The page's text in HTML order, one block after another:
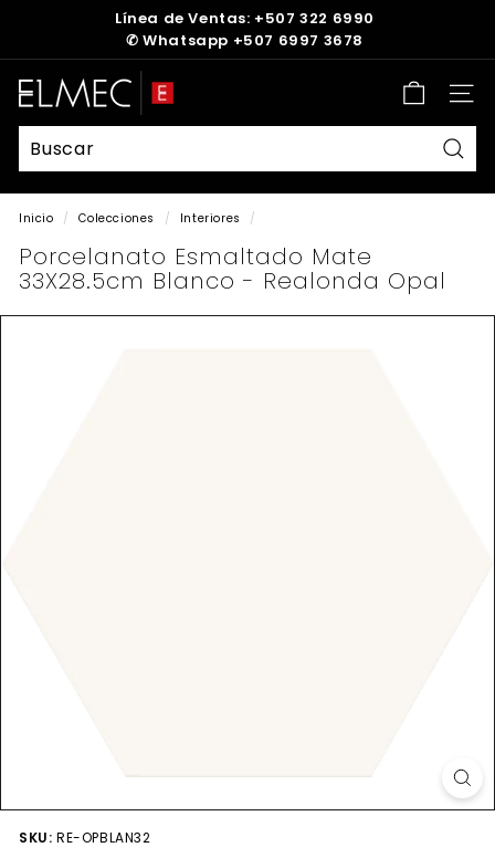
diapositivas
pausa
Línea de Ventas: +507 322 6990
✆ Whatsapp +507 6997 3678
E
L
M
E
C
Inicio / Colecciones / Interiores /
Porcelanato Esmaltado Mate
33X28.5cm Blanco - Realonda Opal
SKU: RE-OPBLAN32